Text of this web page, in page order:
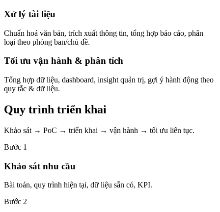
Xử lý tài liệu
Chuẩn hoá văn bản, trích xuất thông tin, tổng hợp báo cáo, phân
loại theo phòng ban/chủ đề.
Tối ưu vận hành & phân tích
Tổng hợp dữ liệu, dashboard, insight quản trị, gợi ý hành động theo
quy tắc & dữ liệu.
Quy trình triển khai
Khảo sát → PoC → triển khai → vận hành → tối ưu liên tục.
Bước 1
Khảo sát nhu cầu
Bài toán, quy trình hiện tại, dữ liệu sẵn có, KPI.
Bước 2